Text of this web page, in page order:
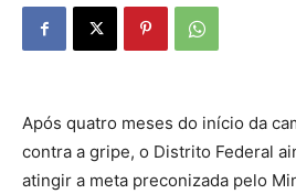
Após quatro meses do início da
contra a gripe, o Distrito Federal
atingir a meta preconizada pelo